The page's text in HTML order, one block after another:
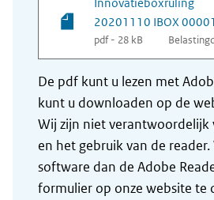
20201110 IBOX
pdf - 28 kB
De pdf kunt u lezen met
kunt u downloaden op de
Wij zijn niet verantwoordelijk
en het gebruik van de
software dan de Adobe
formulier op onze website te